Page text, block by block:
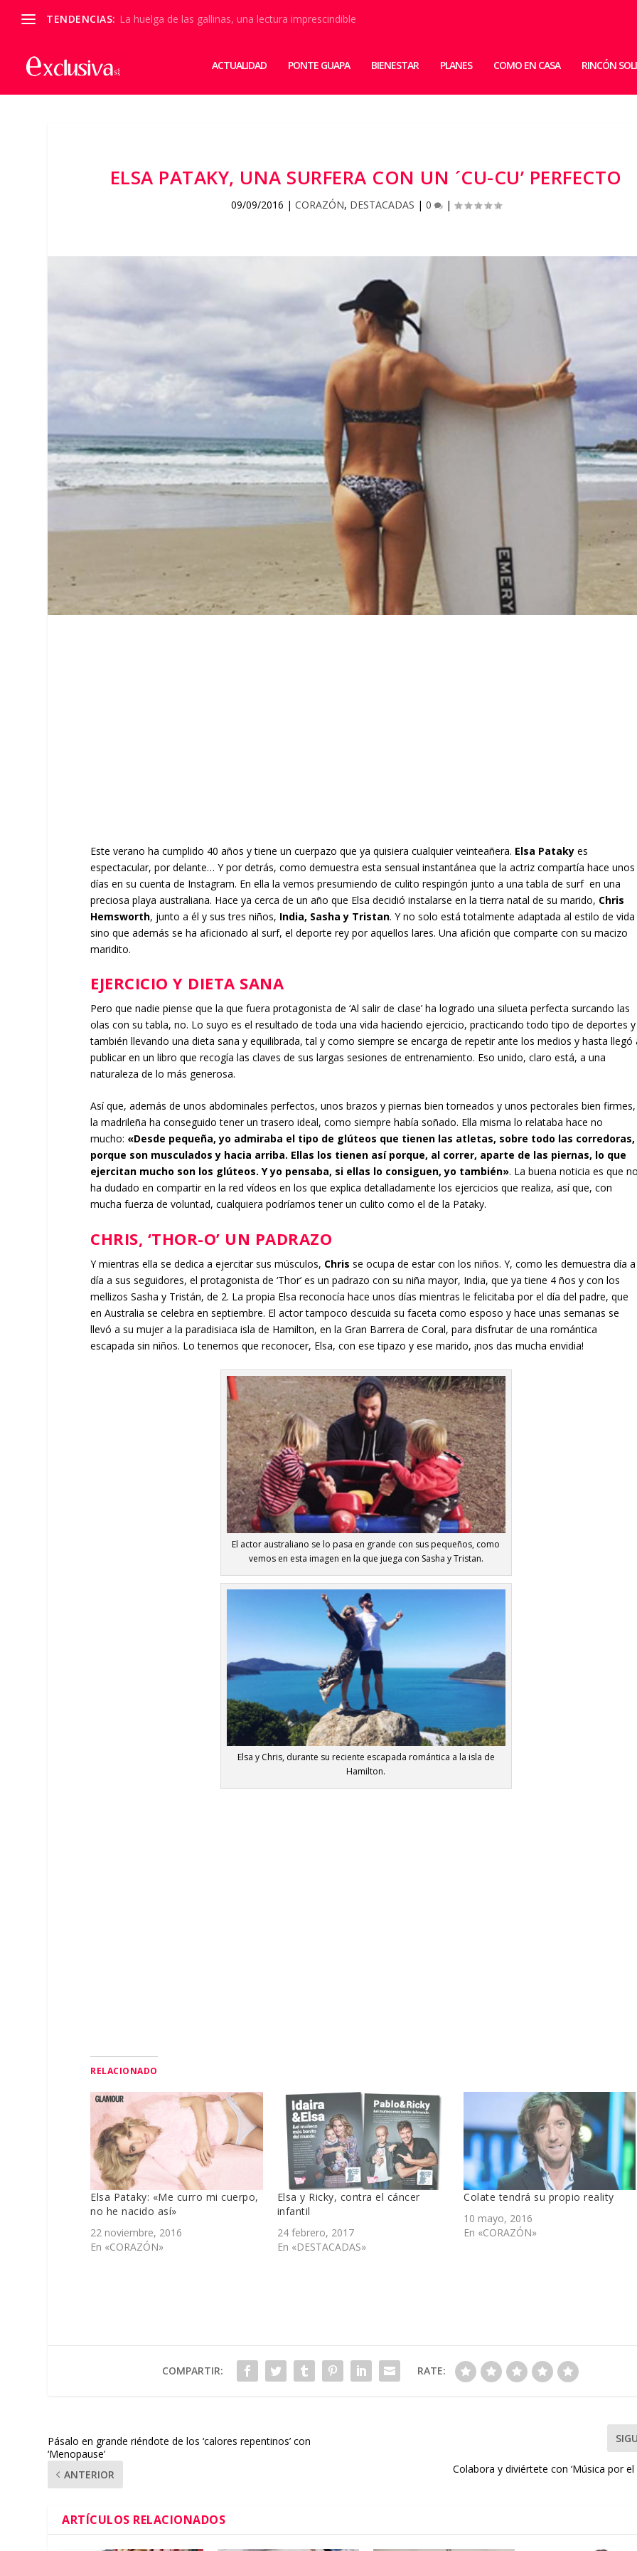
TENDENCIAS: La huelga de las gallinas, una lectura imprescindible
ACTUALIDAD PONTE GUAPA BIENESTAR PLANES COMO EN CASA RINCÓN
ELSA PATAKY, UNA SURFERA CON UN ´CU-CU’ PERFECTO
09/09/2016 | CORAZÓN, DESTACADAS | 0 |
Este verano ha cumplido 40 años y tiene un cuerpazo que ya quisiera cualquier veinteañera. Elsa Patakyes
espectacular, por delante… Y por detrás, como demuestra esta sensual instantánea que la actriz compartía hace unos
días en su cuenta de Instagram. En ella la vemos presumiendo de culito respingón junto a una tabla de surf en una
preciosa playa australiana. Hace ya cerca de un año que Elsa decidió instalarse en la tierra natal de su marido, Chris
Hemsworth, junto a él y sus tres niños, India, Sasha y Tristan. Y no solo está totalmente adaptada al estilo de vida
sino que además se ha aficionado al surf, el deporte rey por aquellos lares. Una afición que comparte con su macizo
maridito.
EJERCICIO Y DIETA SANA
Pero que nadie piense que la que fuera protagonista de ‘Al salir de clase’ ha logrado una silueta perfecta surcando las
olas con su tabla, no. Lo suyo es el resultado de toda una vida haciendo ejercicio, practicando todo tipo de deportes y
también llevando una dieta sana y equilibrada, tal y como siempre se encarga de repetir ante los medios y hasta llegó
publicar en un libro que recogía las claves de sus largas sesiones de entrenamiento. Eso unido, claro está, a una
naturaleza de lo más generosa.
Así que, además de unos abdominales perfectos, unos brazos y piernas bien torneados y unos pectorales bien firmes,
la madrileña ha conseguido tener un trasero ideal, como siempre había soñado. Ella misma lo relataba hace no
mucho: «Desde pequeña, yo admiraba el tipo de glúteos que tienen las atletas, sobre todo las corredoras,
porque son musculados y hacia arriba. Ellas los tienen así porque, al correr, aparte de las piernas, lo que
ejercitan mucho son los glúteos. Y yo pensaba, si ellas lo consiguen, yo también». La buena noticia es que
ha dudado en compartir en la red vídeos en los que explica detalladamente los ejercicios que realiza, así que, con
mucha fuerza de voluntad, cualquiera podríamos tener un culito como el de la Pataky.
CHRIS, ‘THOR-O’ UN PADRAZO
Y mientras ella se dedica a ejercitar sus músculos, Chris se ocupa de estar con los niños. Y, como les demuestra día a
día a sus seguidores, el protagonista de ‘Thor’ es un padrazo con su niña mayor, India, que ya tiene 4 ños y con los
mellizos Sasha y Tristán, de 2. La propia Elsa reconocía hace unos días mientras le felicitaba por el día del padre, que
en Australia se celebra en septiembre. El actor tampoco descuida su faceta como esposo y hace unas semanas se
llevó a su mujer a la paradisiaca isla de Hamilton, en la Gran Barrera de Coral, para disfrutar de una romántica
escapada sin niños. Lo tenemos que reconocer, Elsa, con ese tipazo y ese marido, ¡nos das mucha envidia!
El actor australiano se lo pasa en grande con sus pequeños, como
vemos en esta imagen en la que juega con Sasha y Tristan.
Elsa y Chris, durante su reciente escapada romántica a la isla de
Hamilton.
RELACIONADO
Elsa Pataky: «Me curro mi cuerpo,
no he nacido así»
22 noviembre, 2016
En «CORAZÓN»
Elsa y Ricky, contra el cáncer
infantil
24 febrero, 2017
En «DESTACADAS»
Colate tendrá su propio reality
10 mayo, 2016
En «CORAZÓN»
COMPARTIR: RATE:
Pásalo en grande riéndote de los ‘calores repentinos’ con
‘Menopause’
ANTERIOR
Colabora y diviértete con ‘Música por el
ARTÍCULOS RELACIONADOS